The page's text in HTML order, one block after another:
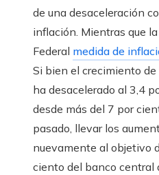
de una desaceleración
inflación. Mientras que
Federal medida de
Si bien el crecimiento de
ha desacelerado al 3,4
desde más del 7 por
pasado, llevar los
nuevamente al objetivo
ciento del banco central